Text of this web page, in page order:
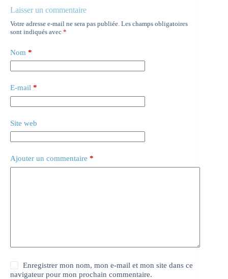
Laisser un commentaire
Votre adresse e-mail ne sera pas publiée. Les champs obligatoires
sont indiqués avec *
Nom *
E-mail *
Site web
Ajouter un commentaire *
Enregistrer mon nom, mon e-mail et mon site dans ce
navigateur pour mon prochain commentaire.